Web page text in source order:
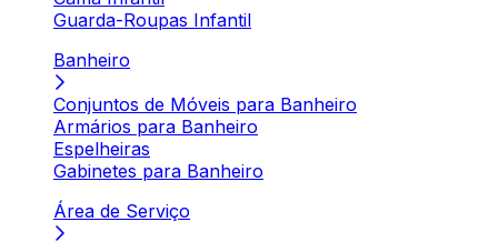
Guarda-Roupas Infantil
Banheiro
Conjuntos de Móveis para Banheiro
Armários para Banheiro
Espelheiras
Gabinetes para Banheiro
Área de Serviço